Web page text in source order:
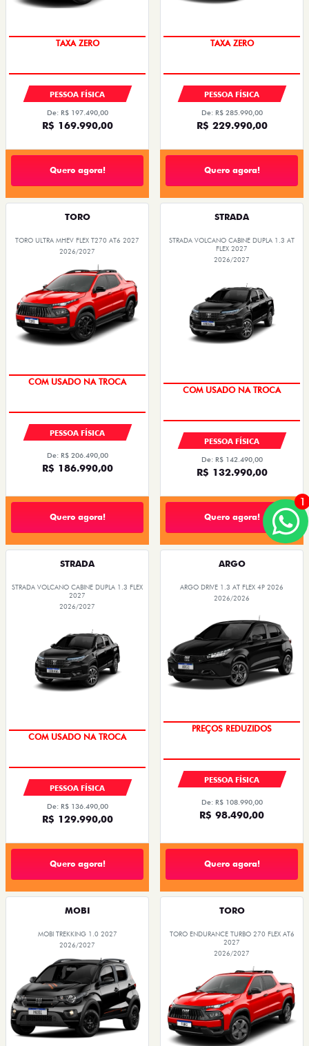
PESSOA FÍSICA
De: R$ 197.490,00
R$ 169.990,00
Quero agora!
PESSOA FÍSICA
De: R$ 285.990,00
R$ 229.990,00
Quero agora!
TORO
TORO ULTRA MHEV FLEX T270 AT6 2027
2026/2027
PESSOA FÍSICA
De: R$ 206.490,00
R$ 186.990,00
Quero agora!
STRADA
STRADA VOLCANO CABINE DUPLA 1.3 AT
FLEX 2027
2026/2027
COM USADO NA TROCA
PESSOA FÍSICA
De: R$ 142.490,00
R$ 132.990,00
Quero agora!
STRADA
STRADA VOLCANO CABINE DUPLA 1.3 FLEX
2027
2026/2027
COM USADO NA TROCA
PESSOA FÍSICA
De: R$ 136.490,00
R$ 129.990,00
Quero agora!
ARGO
ARGO DRIVE 1.3 AT FLEX 4P 2026
2026/2026
PREÇOS REDUZIDOS
PESSOA FÍSICA
De: R$ 108.990,00
R$ 98.490,00
Quero agora!
MOBI
MOBI TREKKING 1.0 2027
2026/2027
TORO
TORO ENDURANCE TURBO 270 FLEX AT6
2027
2026/2027
1